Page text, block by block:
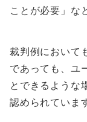
ことが必要」な
裁判例において
であっても、ユ
とできるような
認められていま